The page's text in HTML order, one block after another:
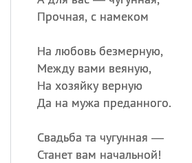
Прочная, с намеком
На любовь безмерную,
Между вами веяную,
На хозяйку верную
Да на мужа преданного.
Свадьба та чугунная —
Станет вам начальной!
Сегодня
Сергей